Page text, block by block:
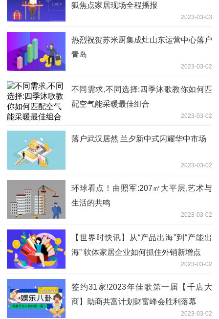
狐焦点家居现场全程播报
2023-03-03
热烈祝贺苏米厨集成灶山东运营中心落户
青岛
2023-03-02
不同需求,不同选择:四季沐歌教你如何匹
配空气能采暖最佳组合
2023-03-02
落户武汉居然 兰夕新中式闪耀华中市场
2023-03-02
环球看点！曲照军:207㎡大平层,艺术与
生活的共鸣
2023-03-02
【世界时快讯】从“产品出海”到“产能出
海” 软体家居企业如何抓住外销新增点
2023-03-02
签约31家!2023年佳歌第一届【千店大
商】助商共富计划财富峰会胜利落幕
2023-03-02